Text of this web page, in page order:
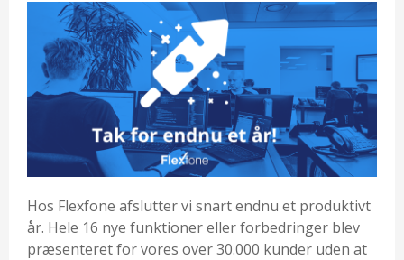
Hos Flexfone afslutter vi snart endnu et produktivt
år. Hele 16 nye funktioner eller forbedringer blev
præsenteret for vores over 30.000 kunder uden at